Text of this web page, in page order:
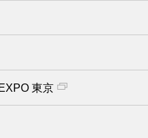
東京